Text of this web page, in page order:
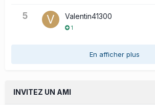
5 Valentin41300
1
En afficher plus
INVITEZ UN AMI